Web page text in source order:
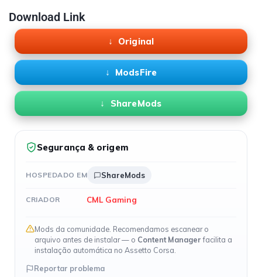
Download Link
Original
ModsFire
ShareMods
Segurança & origem
HOSPEDADO EM ShareMods
CRIADOR CML Gaming
Mods da comunidade. Recomendamos escanear o
arquivo antes de instalar — o Content Managerfacilita a
instalação automática no Assetto Corsa.
Reportar problema